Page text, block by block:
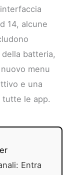
14, alcune
batteria,
menu
e una
tutte le app.
Entra